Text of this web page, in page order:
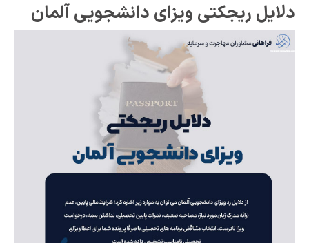
دلایل ریجکتی ویزای دانشجویی آلمان